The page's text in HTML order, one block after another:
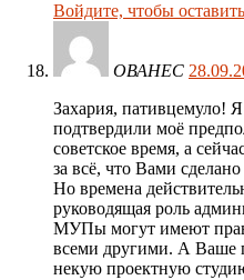
Войдите, чтобы
ОВАНЕС
Захария, пативцемуло!
подтвердили моё
советское время, а
за всё, что Вами
Но времена
руководящая роль
МУПы могут имеют
всеми другими. А Ваше
некую проектную